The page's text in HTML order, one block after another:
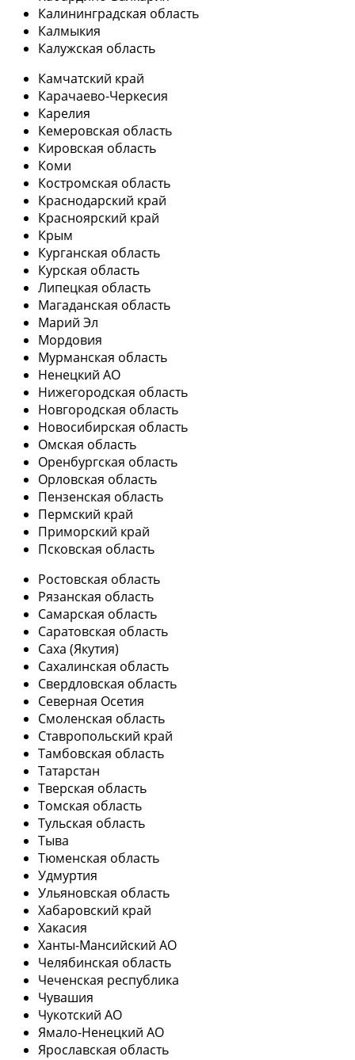
Калининградская область
Калмыкия
Калужская область
Камчатский край
Карачаево-Черкесия
Карелия
Кемеровская область
Кировская область
Коми
Костромская область
Краснодарский край
Красноярский край
Крым
Курганская область
Курская область
Липецкая область
Магаданская область
Марий Эл
Мордовия
Мурманская область
Ненецкий АО
Нижегородская область
Новгородская область
Новосибирская область
Омская область
Оренбургская область
Орловская область
Пензенская область
Пермский край
Приморский край
Псковская область
Ростовская область
Рязанская область
Самарская область
Саратовская область
Саха (Якутия)
Сахалинская область
Свердловская область
Северная Осетия
Смоленская область
Ставропольский край
Тамбовская область
Татарстан
Тверская область
Томская область
Тульская область
Тыва
Тюменская область
Удмуртия
Ульяновская область
Хабаровский край
Хакасия
Ханты-Мансийский АО
Челябинская область
Чеченская республика
Чувашия
Чукотский АО
Ямало-Ненецкий АО
Ярославская область